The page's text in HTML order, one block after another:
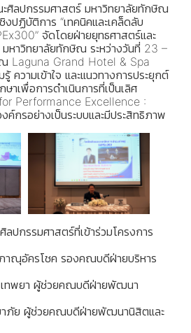
ศิลปกรรมศาสตร์ มหาวิทยาลัยทักษิณ
งปฏิบัติการ “เทคนิคและเคล็ดลับ
จัดโดยฝ่ายยุทธศาสตร์และ
าวิทยาลัยทักษิณ ระหว่างวันที่ 23 –
Laguna Grand Hotel & Spa
ความเข้าใจ และแนวทางการประยุกต์
เพื่อการดำเนินการที่เป็นเลิศ
Performance Excellence :
กรอย่างเป็นระบบและมีประสิทธิภาพ
ปกรรมศาสตร์ที่เข้าร่วมโครงการ
าณุอัครโชค รองคณบดีฝ่ายบริหาร
ทพยา ผู้ช่วยคณบดีฝ่ายพัฒนา
าภัย ผู้ช่วยคณบดีฝ่ายพัฒนานิสิตและ